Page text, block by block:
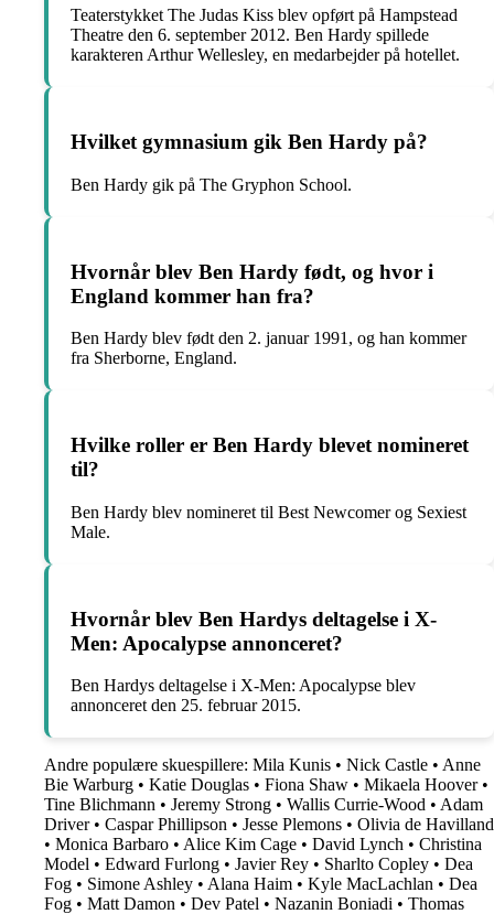
Teaterstykket The Judas Kiss blev opført på Hampstead
Theatre den 6. september 2012. Ben Hardy spillede
karakteren Arthur Wellesley, en medarbejder på hotellet.
Hvilket gymnasium gik Ben Hardy på?
Ben Hardy gik på The Gryphon School.
Hvornår blev Ben Hardy født, og hvor i
England kommer han fra?
Ben Hardy blev født den 2. januar 1991, og han kommer
fra Sherborne, England.
Hvilke roller er Ben Hardy blevet nomineret
til?
Ben Hardy blev nomineret til Best Newcomer og Sexiest
Male.
Hvornår blev Ben Hardys deltagelse i X-
Men: Apocalypse annonceret?
Ben Hardys deltagelse i X-Men: Apocalypse blev
annonceret den 25. februar 2015.
Andre populære skuespillere: Mila Kunis • Nick Castle • Anne
Bie Warburg • Katie Douglas • Fiona Shaw • Mikaela Hoover•
Tine Blichmann • Jeremy Strong • Wallis Currie-Wood • Adam
Driver• Caspar Phillipson • Jesse Plemons • Olivia de Havilland
• Monica Barbaro • Alice Kim Cage • David Lynch • Christina
Model • Edward Furlong • Javier Rey • Sharlto Copley • Dea
Fog • Simone Ashley • Alana Haim • Kyle MacLachlan • Dea
Fog • Matt Damon • Dev Patel • Nazanin Boniadi • Thomas